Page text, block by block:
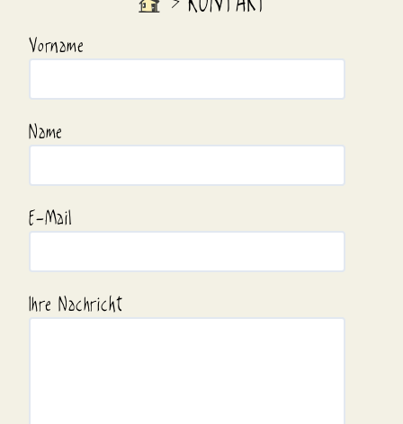
Vorname
Name
E-Mail
Ihre Nachricht